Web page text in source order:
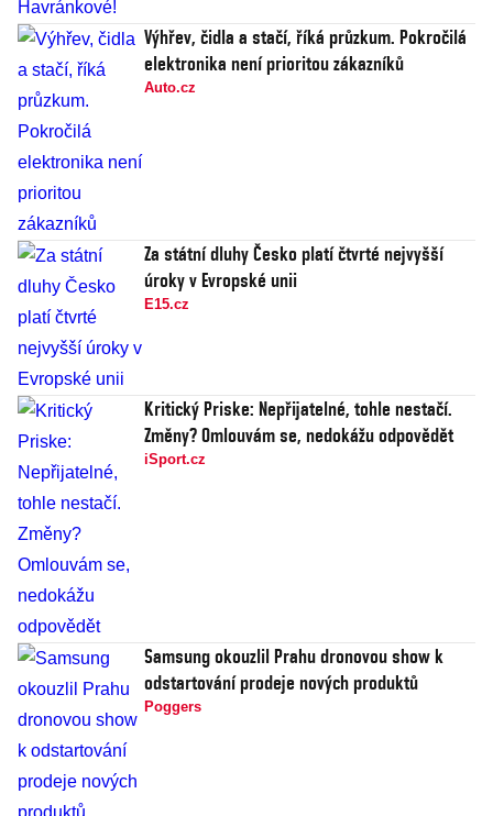
Výhřev, čidla a stačí, říká průzkum. Pokročilá
elektronika není prioritou zákazníků
Auto.cz
Za státní dluhy Česko platí čtvrté nejvyšší
úroky v Evropské unii
E15.cz
Kritický Priske: Nepřijatelné, tohle nestačí.
Změny? Omlouvám se, nedokážu odpovědět
iSport.cz
Samsung okouzlil Prahu dronovou show k
odstartování prodeje nových produktů
Poggers